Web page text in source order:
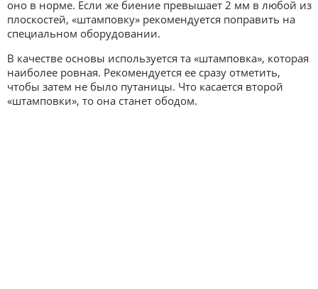
оно в норме. Если же биение превышает 2 мм в любой из
плоскостей, «штамповку» рекомендуется поправить на
специальном оборудовании.
В качестве основы используется та «штамповка», которая
наиболее ровная. Рекомендуется ее сразу отметить,
чтобы затем не было путаницы. Что касается второй
«штамповки», то она станет ободом.